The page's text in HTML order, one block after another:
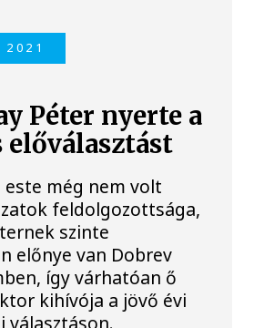
2021
Péter nyerte a
este még nem volt
feldolgozottsága,
szinte
előnye van Dobrev
így várhatóan ő
kihívója a jövő évi
választáson.